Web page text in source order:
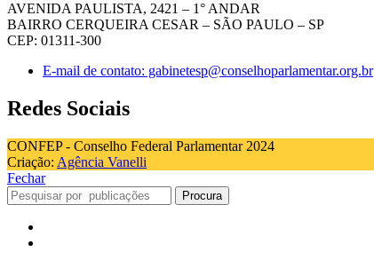
AVENIDA PAULISTA, 2421 – 1° ANDAR
BAIRRO CERQUEIRA CESAR – SÃO PAULO – SP
CEP: 01311-300
E-mail de contato: gabinetesp@conselhoparlamentar.org.br
Redes Sociais
CONFEP - Conselho Federal Parlamentar 2024
Criação: Agência Vanelli
Fechar
Procura